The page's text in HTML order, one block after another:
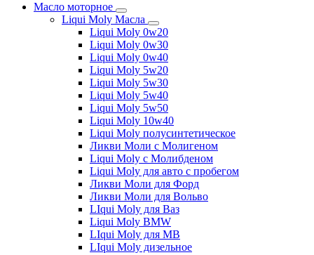
Масло моторное
Liqui Moly Масла
Liqui Moly 0w20
Liqui Moly 0w30
Liqui Moly 0w40
Liqui Moly 5w20
Liqui Moly 5w30
Liqui Moly 5w40
Liqui Moly 5w50
Liqui Moly 10w40
Liqui Moly полусинтетическое
Ликви Моли с Молигеном
Liqui Moly с Молибденом
Liqui Moly для авто с пробегом
Ликви Моли для Форд
Ликви Моли для Вольво
LIqui Moly для Ваз
Liqui Moly BMW
LIqui Moly для MB
LIqui Moly дизельное